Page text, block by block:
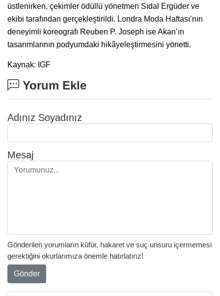
üstlenirken, çekimler ödüllü yönetmen Sıdal Ergüder ve
ekibi tarafından gerçekleştirildi. Londra Moda Haftası’nın
deneyimli koreografı Reuben P. Joseph ise Akan’ın
tasarımlarının podyumdaki hikâyeleştirmesini yönetti.
Kaynak: IGF
Yorum Ekle
Adınız Soyadınız
Mesaj
Gönderilen yorumların küfür, hakaret ve suç unsuru içermemesi
gerektiğini okurlarımıza önemle hatırlatırız!
Gönder